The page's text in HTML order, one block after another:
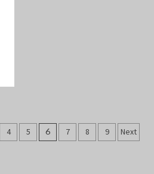
4 5 6 7 8 9 Next